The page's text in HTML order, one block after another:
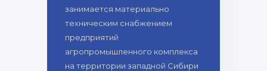
занимается материально
техническим снабжением
предприятий
агропромышленного комплекса
на территории западной Сибири